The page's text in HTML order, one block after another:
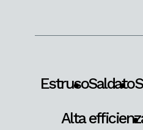
EstrusoSaldato
Alta